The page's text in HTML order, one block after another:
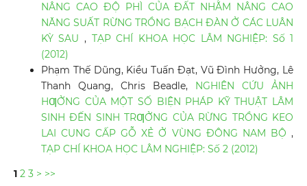
NÂNG CAO ĐỘ PHÌ CỦA ĐẤT NHẰM NÂNG CAO
NĂNG SUẤT RỪNG TRỒNG BẠCH ĐÀN Ở CÁC LUÂN
KỲ SAU , TẠP CHÍ KHOA HỌC LÂM NGHIỆP: Số 1
(2012)
Phạm Thế Dũng, Kiều Tuấn Đạt, Vũ Đình Hưởng, Lê
Thanh Quang, Chris Beadle,
NGHIÊN CỨU ẢNH
HƢỞNG CỦA MỘT SỐ BIỆN PHÁP KỸ THUẬT LÂM
SINH ĐẾN SINH TRƢỞNG CỦA RỪNG TRỒNG KEO
LAI CUNG CẤP GỖ XẺ Ở VÙNG ĐÔNG NAM BỘ,
TẠP CHÍ KHOA HỌC LÂM NGHIỆP: Số 2 (2012)
1 2 3 > >>